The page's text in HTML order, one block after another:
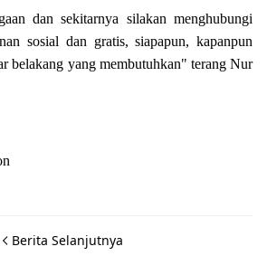
dan sekitarnya silakan menghubungi
sosial dan gratis, siapapun, kapanpun
belakang yang membutuhkan" terang Nur
Berita Selanjutnya